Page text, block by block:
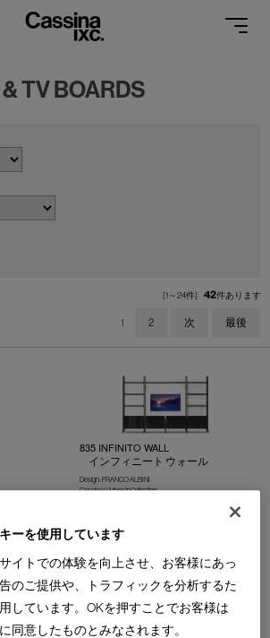
お問合せ
TV BOARDS
[1～24件] 42件あります
1 2 次 最後
835 INFINITO WALL
インフィニート ウォール
Design : FRANCO ALBINI
Cassina | I Maestri Collection
LOTUS
ロータス キャビネット
ーを使用しています
イトでの体験を向上させ、お客様にあっ
のご提供や、トラフィックを分析するた
しています。OKを押すことでお客様は
同意したものとみなされます。